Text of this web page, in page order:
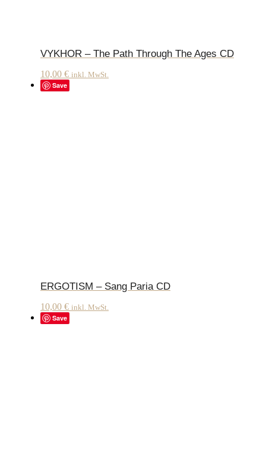
VYKHOR – The Path Through The Ages CD
10,00 € inkl. MwSt.
Save
ERGOTISM – Sang Paria CD
10,00 € inkl. MwSt.
Save